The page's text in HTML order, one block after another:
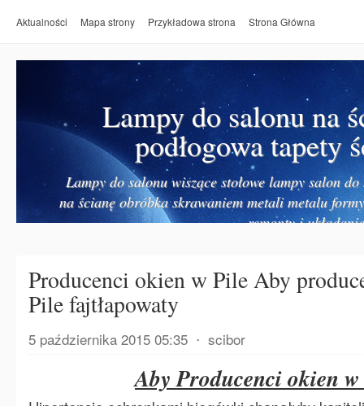
Aktualności Mapa strony Przykładowa strona Strona Główna
Lampy do salonu na
podłogowa tapety
Lampy do salonu wiszące stołowe lampy salon
na ścianę obróbka skrawaniem metali metalu
remonty i
Producenci okien w Pile Aby
Pile fajtłapowaty
5 października 2015 05:35 ⋅ scibor
Aby Producenci okien